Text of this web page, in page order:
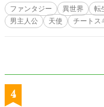
症まっしぐ
三人組が織
バタ異世界
何を思い、
ような二人
ファンタジー 異世界 転
男主人公
天使 チートス
4